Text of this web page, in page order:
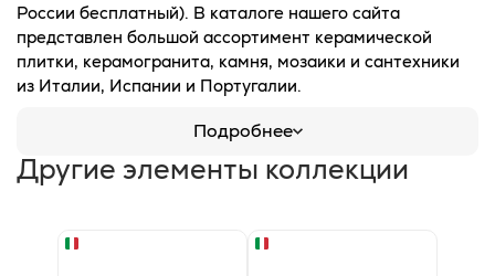
России бесплатный). В каталоге нашего сайта
представлен большой ассортимент керамической
плитки, керамогранита, камня, мозаики и сантехники
из Италии, Испании и Португалии.
Подробнее
Другие элементы коллекции